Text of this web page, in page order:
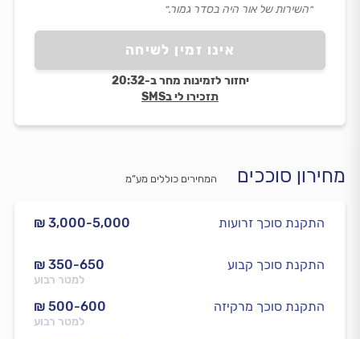
אינו זמין לשיחה
יחזור לזמינות מחר ב-20:32
תזכירו לי בSMS
״השירות של אור היה בסדר גמור.״
מחירון סוככים המחירים כוללים מע”מ
₪ 3,000-5,000 התקנת סוכך זרועות
₪ 350-650
למטר רבוע
התקנת סוכך קבוע
₪ 500-600
למטר רבוע
התקנת סוכך מרקיזה